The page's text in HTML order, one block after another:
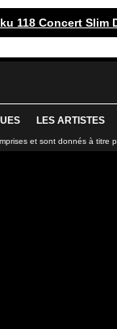
118 Concert Slim
LES ARTISTES
et sont donnés à